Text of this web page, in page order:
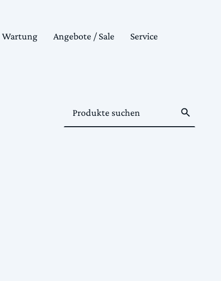
Wartung Angebote / Sale Service